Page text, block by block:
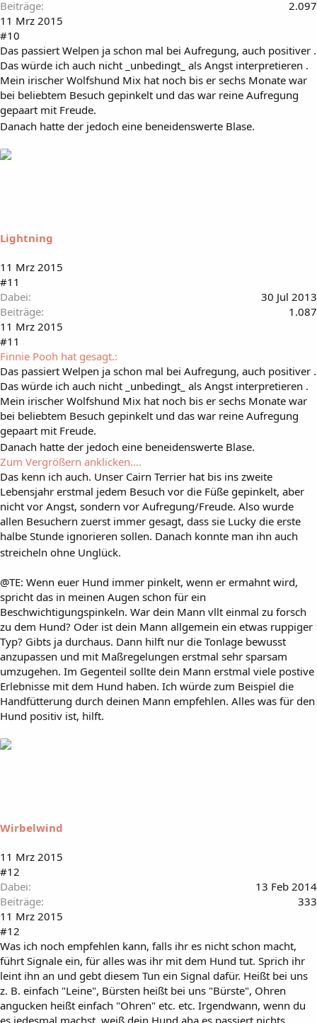
Beiträge
2.097
11 Mrz 2015
#10
Das passiert Welpen ja schon mal bei Aufregung, auch positiver .
Das würde ich auch nicht _unbedingt_ als Angst interpretieren .
Mein irischer Wolfshund Mix hat noch bis er sechs Monate war
bei beliebtem Besuch gepinkelt und das war reine Aufregung
gepaart mit Freude.
Danach hatte der jedoch eine beneidenswerte Blase.
Lightning
11 Mrz 2015
#11
Dabei
30 Jul 2013
Beiträge
1.087
11 Mrz 2015
#11
Finnie Pooh hat gesagt.:
Das passiert Welpen ja schon mal bei Aufregung, auch positiver .
Das würde ich auch nicht _unbedingt_ als Angst interpretieren .
Mein irischer Wolfshund Mix hat noch bis er sechs Monate war
bei beliebtem Besuch gepinkelt und das war reine Aufregung
gepaart mit Freude.
Danach hatte der jedoch eine beneidenswerte Blase.
Zum Vergrößern anklicken....
Das kenn ich auch. Unser Cairn Terrier hat bis ins zweite
Lebensjahr erstmal jedem Besuch vor die Füße gepinkelt, aber
nicht vor Angst, sondern vor Aufregung/Freude. Also wurde
allen Besuchern zuerst immer gesagt, dass sie Lucky die erste
halbe Stunde ignorieren sollen. Danach konnte man ihn auch
streicheln ohne Unglück.
@TE: Wenn euer Hund immer pinkelt, wenn er ermahnt wird,
spricht das in meinen Augen schon für ein
Beschwichtigungspinkeln. War dein Mann vllt einmal zu forsch
zu dem Hund? Oder ist dein Mann allgemein ein etwas ruppiger
Typ? Gibts ja durchaus. Dann hilft nur die Tonlage bewusst
anzupassen und mit Maßregelungen erstmal sehr sparsam
umzugehen. Im Gegenteil sollte dein Mann erstmal viele postive
Erlebnisse mit dem Hund haben. Ich würde zum Beispiel die
Handfütterung durch deinen Mann empfehlen. Alles was für den
Hund positiv ist, hilft.
Wirbelwind
11 Mrz 2015
#12
Dabei
13 Feb 2014
Beiträge
333
11 Mrz 2015
#12
Was ich noch empfehlen kann, falls ihr es nicht schon macht,
führt Signale ein, für alles was ihr mit dem Hund tut. Sprich ihr
leint ihn an und gebt diesem Tun ein Signal dafür. Heißt bei uns
z. B. einfach "Leine", Bürsten heißt bei uns "Bürste", Ohren
angucken heißt einfach "Ohren" etc. etc. Irgendwann, wenn du